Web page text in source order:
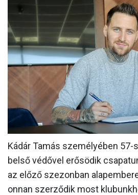
NYITÓLAP
HÍREK
CSAPATOK
KLUB
GALÉRIA
SZURKOLÓI
Kádár Tamás személyében
belső védővel erősödik
az előző szezonban
onnan szerződik most